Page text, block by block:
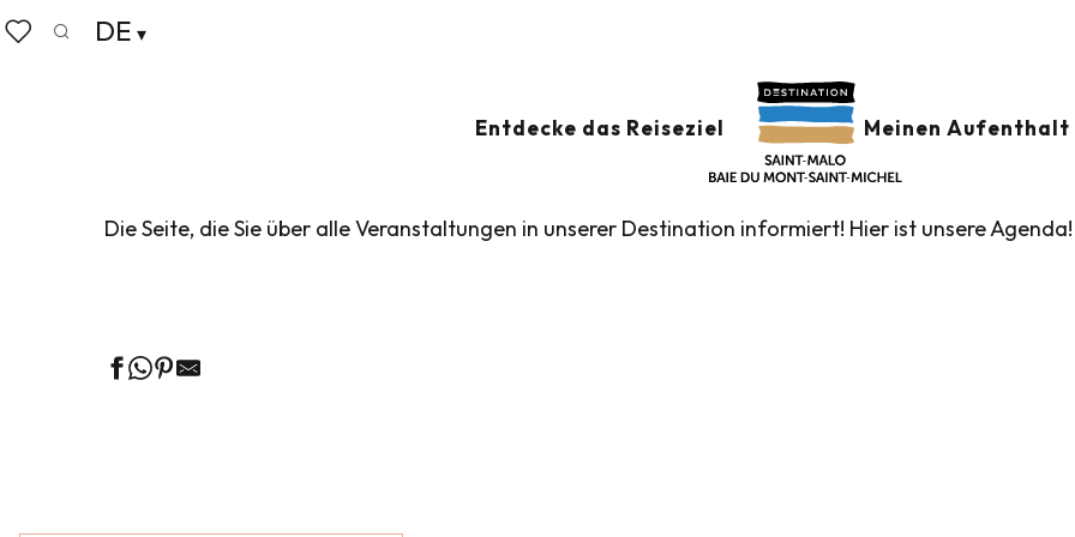
Aller
au
DE
Entdecke das Reiseziel Meinen
Startseite
VERANSTALTUNGSKALENDERAjouter
Die Seite, die Sie über alle Veranstaltungen in unserer Destination informiert! Hier ist unsere Agenda!